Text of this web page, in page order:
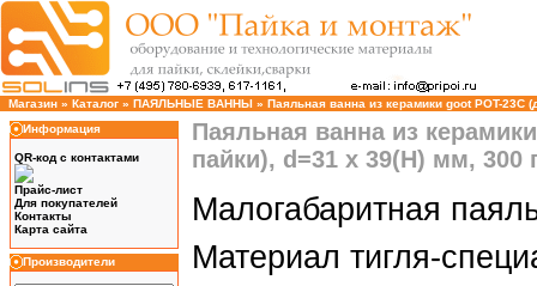
Магазин » Каталог » ПАЯЛЬНЫЕ ВАННЫ » Паяльная ванна из керамики goot POT-23C
Информация
QR-код с контактами
Прайс-лист
Для покупателей
Контакты
Карта сайта
Производители
Паяльная ванна из
пайки), d=31 x 39(H) мм, 300
Малогабаритная
Материал тигля-